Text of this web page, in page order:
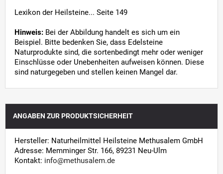
Lexikon der Heilsteine... Seite 149
Hinweis: Bei der Abbildung handelt es sich um ein
Beispiel. Bitte bedenken Sie, dass Edelsteine
Naturprodukte sind, die sortenbedingt mehr oder weniger
Einschlüsse oder Unebenheiten aufweisen können. Diese
sind naturgegeben und stellen keinen Mangel dar.
ANGABEN ZUR PRODUKTSICHERHEIT
Hersteller: Naturheilmittel Heilsteine Methusalem GmbH
Adresse: Memminger Str. 166, 89231 Neu-Ulm
Kontakt: info@methusalem.de